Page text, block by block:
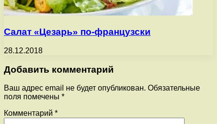
Салат «Цезарь» по-французски
28.12.2018
Добавить комментарий
Ваш адрес email не будет опубликован. Обязательные
поля помечены *
Комментарий *